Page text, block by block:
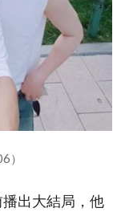
）
出大結局，他